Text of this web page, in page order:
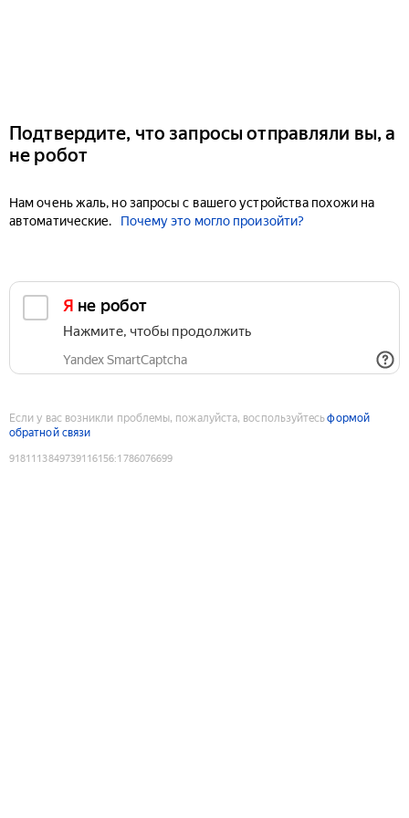
Подтвердите, что запросы отправляли вы, а
не робот
Нам очень жаль, но запросы с вашего устройства похожи на
автоматические.
Почему это могло произойти?
Я не робот
Нажмите, чтобы продолжить
Yandex SmartCaptcha
Если у вас возникли проблемы, пожалуйста, воспользуйтесьформой
обратной связи
9181113849739116156:1786076699